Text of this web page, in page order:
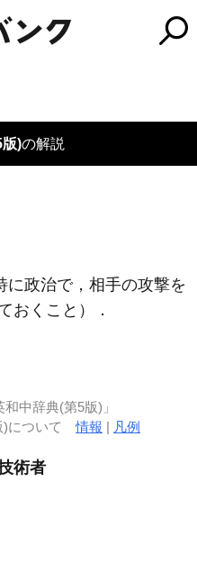
)の解説
政治で，相手の攻撃を
おくこと）
．
中辞典(第5版)」
)について情報 | 凡例
術者